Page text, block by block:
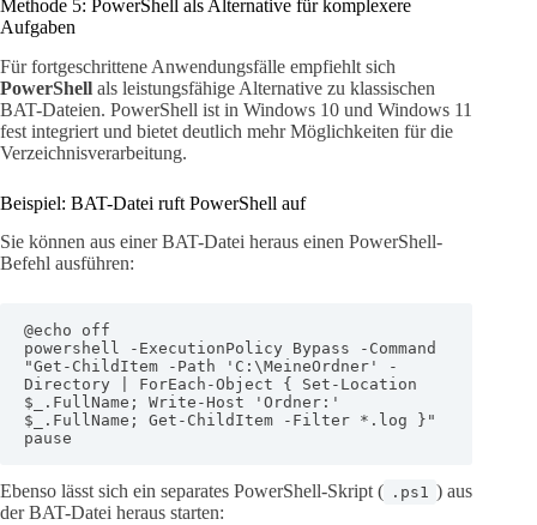
Methode 5: PowerShell als Alternative für komplexere
Aufgaben
Für fortgeschrittene Anwendungsfälle empfiehlt sich
PowerShell als leistungsfähige Alternative zu klassischen
BAT-Dateien. PowerShell ist in Windows 10 und Windows 11
fest integriert und bietet deutlich mehr Möglichkeiten für die
Verzeichnisverarbeitung.
Beispiel: BAT-Datei ruft PowerShell auf
Sie können aus einer BAT-Datei heraus einen PowerShell-
Befehl ausführen:
@echo off
powershell -ExecutionPolicy Bypass -Command
"Get-ChildItem -Path 'C:\MeineOrdner' -
Directory | ForEach-Object { Set-Location
$_.FullName; Write-Host 'Ordner:'
$_.FullName; Get-ChildItem -Filter *.log }"
pause
Ebenso lässt sich ein separates PowerShell-Skript ( .ps1 ) aus
der BAT-Datei heraus starten: